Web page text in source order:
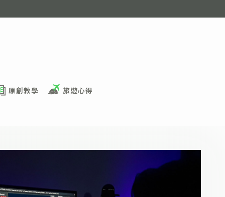
原創教學 旅遊心得